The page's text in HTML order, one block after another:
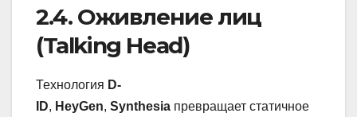
2.4. Оживление лиц
(Talking Head)
Технология D-
ID, HeyGen, Synthesia превращает статичное